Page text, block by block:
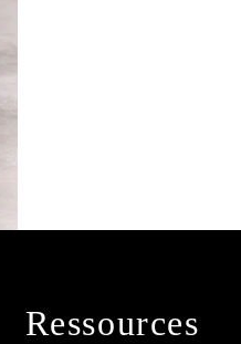
Ressources